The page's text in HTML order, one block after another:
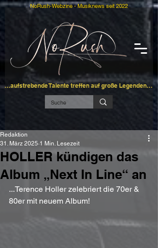
…aufstrebende Talente treffen auf große Legenden…
NoRush-Webzine - Musiknews seit 2022
HOLLER kündigen das
Album „Next In Line“ an
Redaktion
31. März 2025 1 Min. Lesezeit
...Terence Holler zelebriert die 70er &
80er mit neuem Album!